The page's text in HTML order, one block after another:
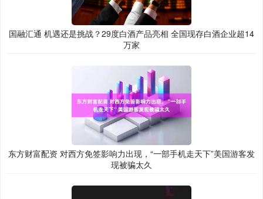
国融汇通 机遇还是挑战？29度白酒产品亮相 全国现存白酒企业超14
万家
东方财富配资 对西方免签影响力出现，“一部手机走天下”美国游客发
现被骗太久